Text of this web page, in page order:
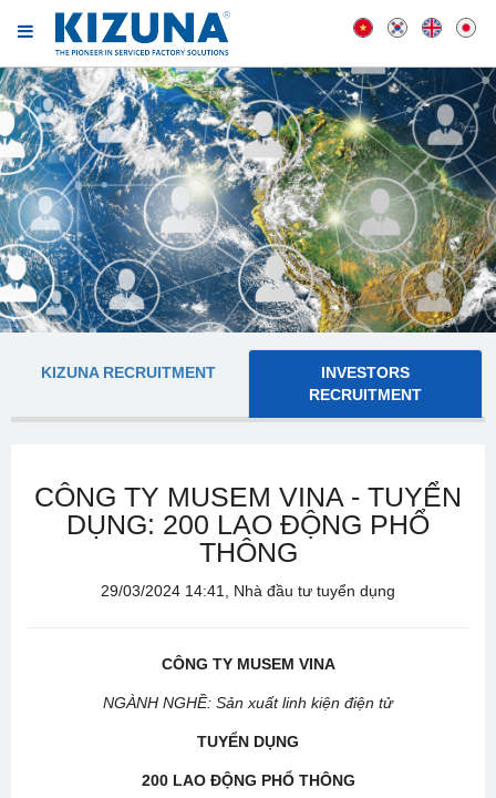
KIZUNA RECRUITMENT
INVESTORS
RECRUITMENT
CÔNG TY MUSEM VINA - TUYỂN
DỤNG: 200 LAO ĐỘNG PHỔ
THÔNG
29/03/2024 14:41, Nhà đầu tư tuyển dụng
CÔNG TY MUSEM VINA
NGÀNH NGHỀ: Sản xuất linh kiện điện tử
TUYỂN DỤNG
200 LAO ĐỘNG PHỔ THÔNG